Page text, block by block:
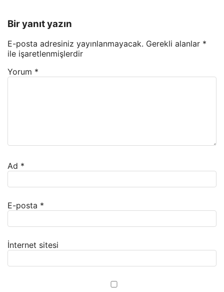
Bir yanıt yazın
E-posta adresiniz yayınlanmayacak. Gerekli alanlar *
ile işaretlenmişlerdir
Yorum *
Ad *
E-posta *
İnternet sitesi